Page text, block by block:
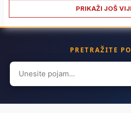
PRIKAŽI JOŠ
PRETRAŽITE
Search
for: